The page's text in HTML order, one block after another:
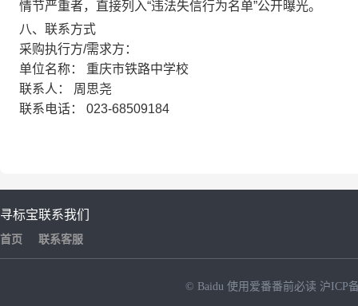
情节严重者，直接列入“违法失信行为名单”公开曝光。
八、联系方式
采购执行方/需求方：
单位名称：
重庆市铁路中学校
联系人：
周思尧
联系电话：
023-68509184
寻标宝
首页
联系我们
联系客服
© Baidu 使用爱番番前必读 沪ICP